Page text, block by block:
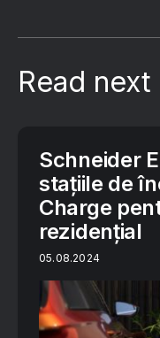
Read next
Schneider
stațiile de
Charge
rezidențial
05.08.2024